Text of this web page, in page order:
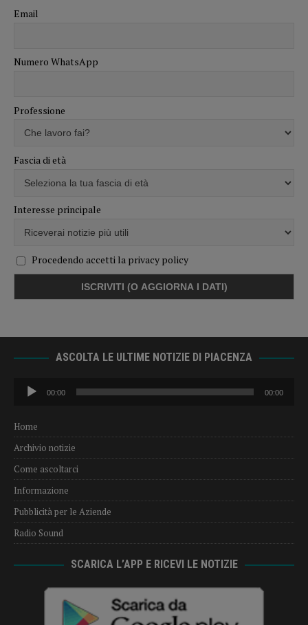
Email
Numero WhatsApp
Professione
Fascia di età
Interesse principale
Procedendo accetti la privacy policy
ASCOLTA LE ULTIME NOTIZIE DI PIACENZA
Audio
Player
00:00 00:00
Home
Archivio notizie
Come ascoltarci
Informazione
Pubblicità per le Aziende
Radio Sound
SCARICA L’APP E RICEVI LE NOTIZIE